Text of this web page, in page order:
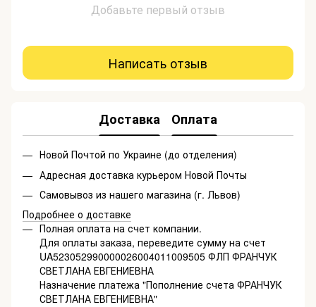
Добавьте первый отзыв
Написать отзыв
Доставка Оплата
Новой Почтой по Украине (до отделения)
Адресная доставка курьером Новой Почты
Самовывоз из нашего магазина (г. Львов)
Подробнее о доставке
Полная оплата на счет компании.
Для оплаты заказа, переведите сумму на счет
UA523052990000026004011009505 ФЛП ФРАНЧУК
СВЕТЛАНА ЕВГЕНИЕВНА
Назначение платежа "Пополнение счета ФРАНЧУК
СВЕТЛАНА ЕВГЕНИЕВНА"